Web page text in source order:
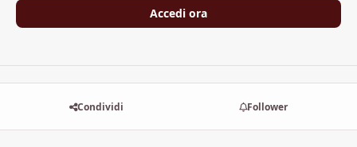
Accedi ora
Condividi Follower